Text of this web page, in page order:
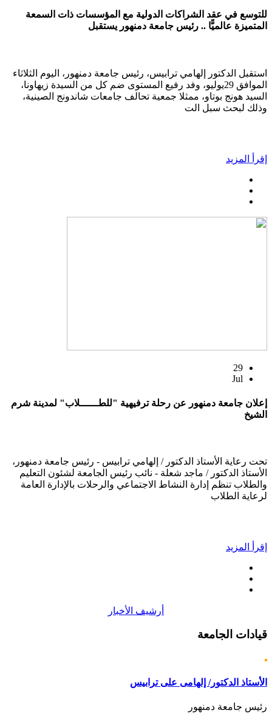
للتوسع في عقد الشراكات الدولية مع المؤسسات ذات السمعة
المتميزة عالميًّا .. رئيس جامعة دمنهور يستقبل
استقبل الدكتور إلهامي ترابيس، رئيس جامعة دمنهور، اليوم الثلاثاء
الموافق 29يوليو، وفد رفيع المستوى ضم كل من السيدة زيهاونا،
السيد هونج بوتاو، ممثلا جمعية تحالف جامعات شاندونج الصينية،
وذلك لبحث سبل الت
إقرأ المزيد
29
Jul
إعلان جامعة دمنهور عن رحلة ترفيهية "للطــــــلاب" لمدينة شرم
الشيخ
تحت رعاية الأستاذ الدكتور / إلهامي ترابيس - رئيس جامعة دمنهور،
الأستاذ الدكتور / ماجد شعلة - نائب رئيس الجامعة لشئون التعليم
والطلاب تنظم إدارة النشاط الاجتماعي والرحلات بالإدارة العامة
لرعاية الطلاب
إقرأ المزيد
أرشيف الأخبار
قيادات الجامعة
الأستاذ الدكتور/ إلهامى على ترابيس
رئيس جامعة دمنهور